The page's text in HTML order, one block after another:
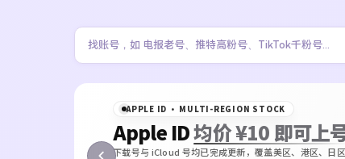
APPLE ID · MULTI-REGION STOCK
Apple ID均价 ¥10 即可上
下载号与 iCloud 号均已完成更新，覆盖美区、港区、日